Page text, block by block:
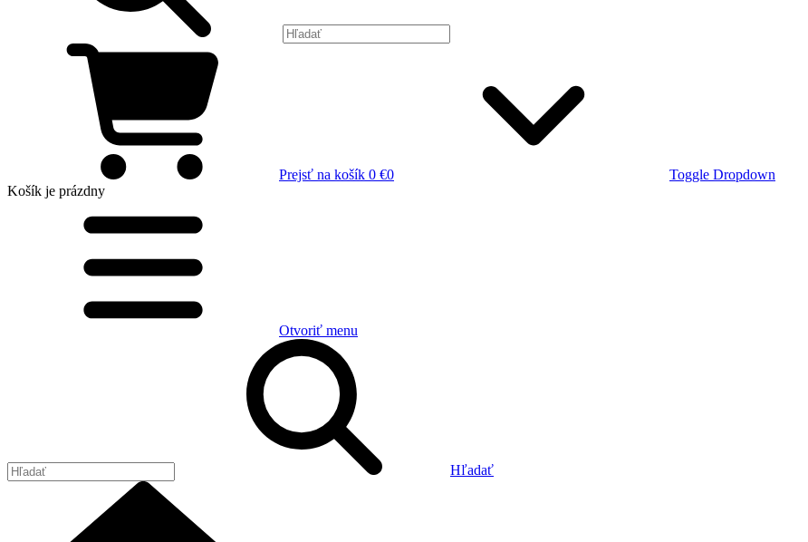
Prejsť na košík 0 €0
Toggle Dropdown
Košík je prázdny
Otvoriť menu
Hľadať